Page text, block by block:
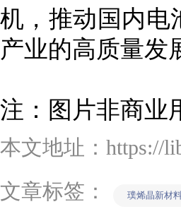
机，推动国内电
产业的高质量发
注：图片非商业
本文地址：https://
文章标签：
璞烯晶新材